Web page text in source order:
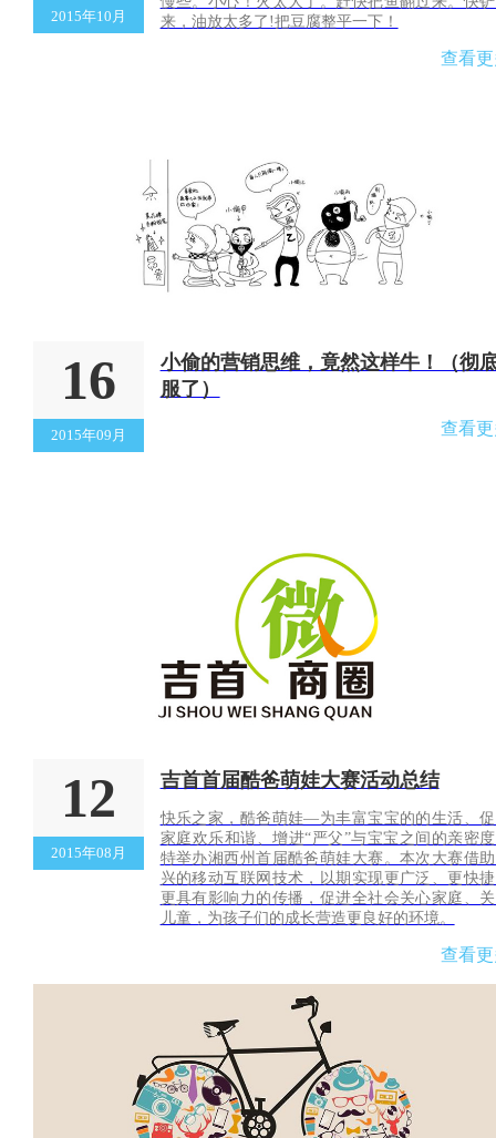
2015年10月
来，油放太多了!把豆腐整平一下！
查看
16
2015年09月
小偷的营销思维，竟然这样牛！（彻
服了）
查看
12
2015年08月
吉首首届酷爸萌娃大赛活动总结
快乐之家，酷爸萌娃—为丰富宝宝的的生活、
家庭欢乐和谐、增进“严父”与宝宝之间的亲密
特举办湘西州首届酷爸萌娃大赛。本次大赛借
兴的移动互联网技术，以期实现更广泛、更快
更具有影响力的传播，促进全社会关心家庭、
儿童，为孩子们的成长营造更良好的环境。
查看